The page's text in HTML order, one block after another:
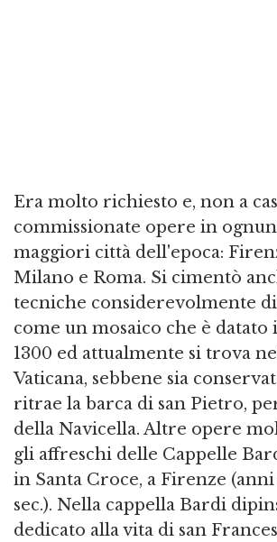
Era molto richiesto e, non a
commissionate opere in
maggiori città dell'epoca:
Milano e Roma. Si cimentò
tecniche considerevolmente
come un mosaico che è
1300 ed attualmente si trova
Vaticana, sebbene sia
ritrae la barca di san Pietro,
della Navicella. Altre opere
gli affreschi delle Cappelle
in Santa Croce, a Firenze
sec.). Nella cappella Bardi
dedicato alla vita di san